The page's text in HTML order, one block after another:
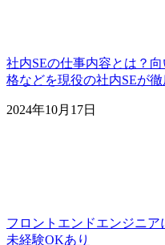
社内SEの仕事内容とは？
格などを現役の社内SEが徹
2024年10月17日
フロントエンドエンジニア
未経験OKあり